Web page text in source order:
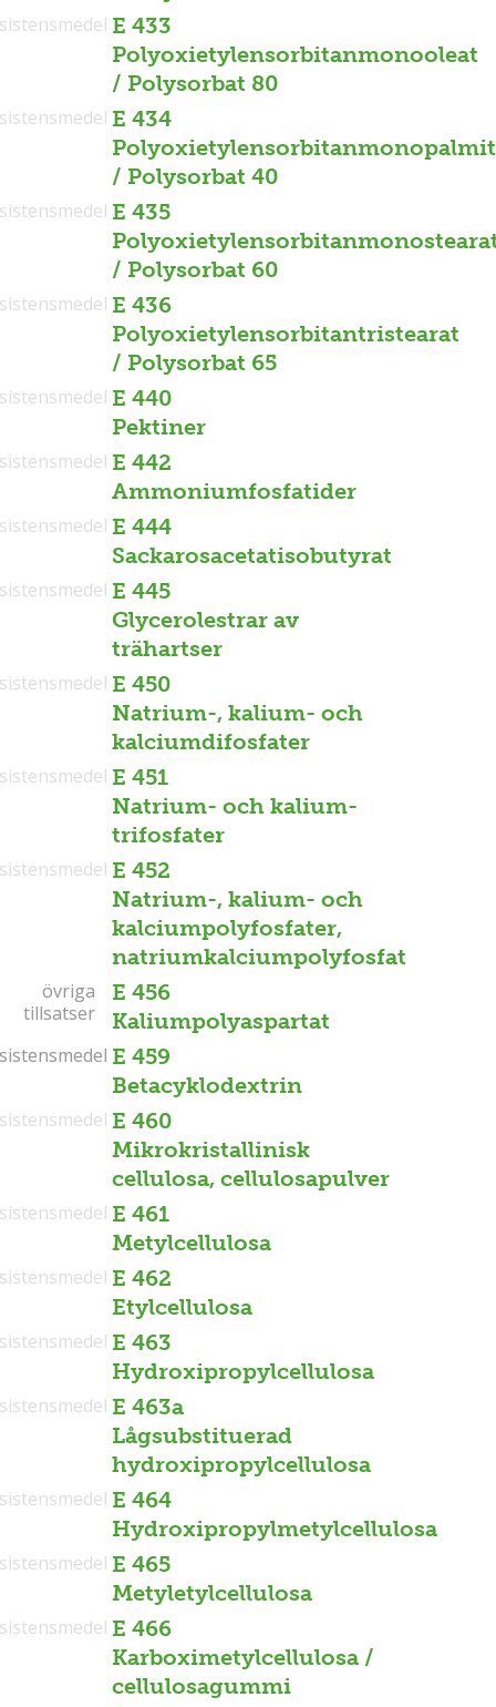
E 433
Polyoxietylensorbitanmonooleat
/ Polysorbat 80
E 434
/ Polysorbat 40
E 435
/ Polysorbat 60
E 436
Polyoxietylensorbitantristearat
/ Polysorbat 65
E 440
Pektiner
E 442
Ammoniumfosfatider
E 444
Sackarosacetatisobutyrat
E 445
Glycerolestrar av
trähartser
E 450
Natrium-, kalium- och
kalciumdifosfater
E 451
Natrium- och kalium-
trifosfater
E 452
Natrium-, kalium- och
kalciumpolyfosfater,
natriumkalciumpolyfosfat
E 456
Kaliumpolyaspartat
övriga
tillsatser
övriga
tillsatser
E 459
Betacyklodextrin
E 460
Mikrokristallinisk
cellulosa, cellulosapulver
E 461
Metylcellulosa
E 462
Etylcellulosa
E 463
Hydroxipropylcellulosa
E 463a
Lågsubstituerad
hydroxipropylcellulosa
E 464
Hydroxipropylmetylcellulosa
E 465
Metyletylcellulosa
E 466
Karboximetylcellulosa /
cellulosagummi